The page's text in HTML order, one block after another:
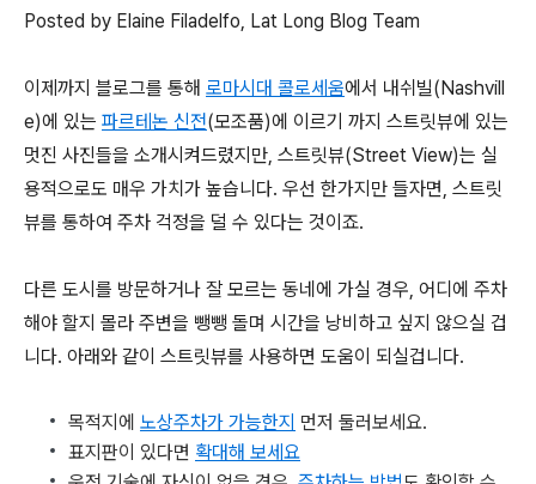
Posted by Elaine Filadelfo, Lat Long Blog Team
이제까지 블로그를 통해 로마시대 콜로세움에서 내쉬빌(Nashvill
e)에 있는 파르테논 신전(모조품)에 이르기 까지 스트릿뷰에 있는
멋진 사진들을 소개시켜드렸지만, 스트릿뷰(Street View)는 실
용적으로도 매우 가치가 높습니다. 우선 한가지만 들자면, 스트릿
뷰를 통하여 주차 걱정을 덜 수 있다는 것이죠.
다른 도시를 방문하거나 잘 모르는 동네에 가실 경우, 어디에 주차
해야 할지 몰라 주변을 뺑뺑 돌며 시간을 낭비하고 싶지 않으실 겁
니다. 아래와 같이 스트릿뷰를 사용하면 도움이 되실겁니다.
목적지에 노상주차가 가능한지 먼저 둘러보세요.
표지판이 있다면 확대해 보세요